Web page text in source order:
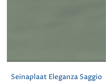
Seinaplaat Eleganza Saggio